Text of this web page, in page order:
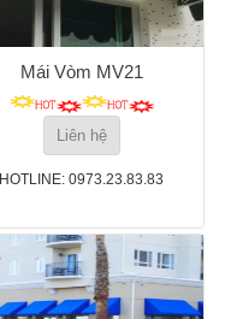
Mái Vòm MV21
Liên hệ
HOTLINE: 0973.23.83.83